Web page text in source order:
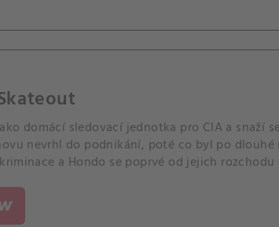
domácí sledovací jednotka pro CIA a snaží
nevrhl do podnikání, poté co byl po dlouhé
a Hondo se poprvé od jejich